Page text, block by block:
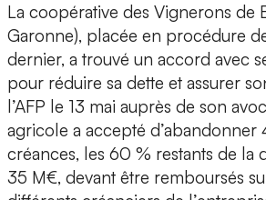
La coopérative des Vignerons de
Garonne), placée en procédure
dernier, a trouvé un accord avec
pour réduire sa dette et assurer
l’AFP le 13 mai auprès de son
agricole a accepté d’abandonner
créances, les 60 % restants de la
35 M€, devant être remboursés